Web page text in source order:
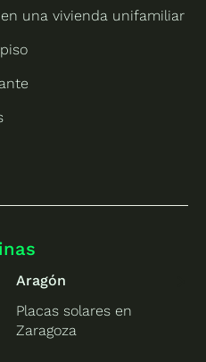
una vivienda unifamiliar
Aragón
Placas solares en
Zaragoza